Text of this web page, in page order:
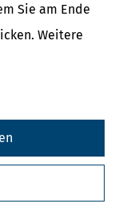
Sie am Ende
Weitere